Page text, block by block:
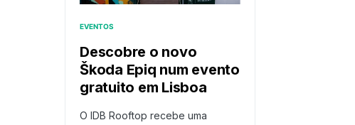
EVENTOS
Descobre o novo
Škoda Epiq num evento
gratuito em Lisboa
O IDB Rooftop recebe uma